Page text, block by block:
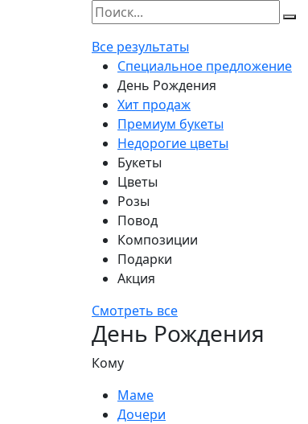
Все результаты
Специальное предложение
День Рождения
Хит продаж
Премиум букеты
Недорогие цветы
Букеты
Цветы
Розы
Повод
Композиции
Подарки
Акция
Смотреть все
День Рождения
Кому
Маме
Дочери